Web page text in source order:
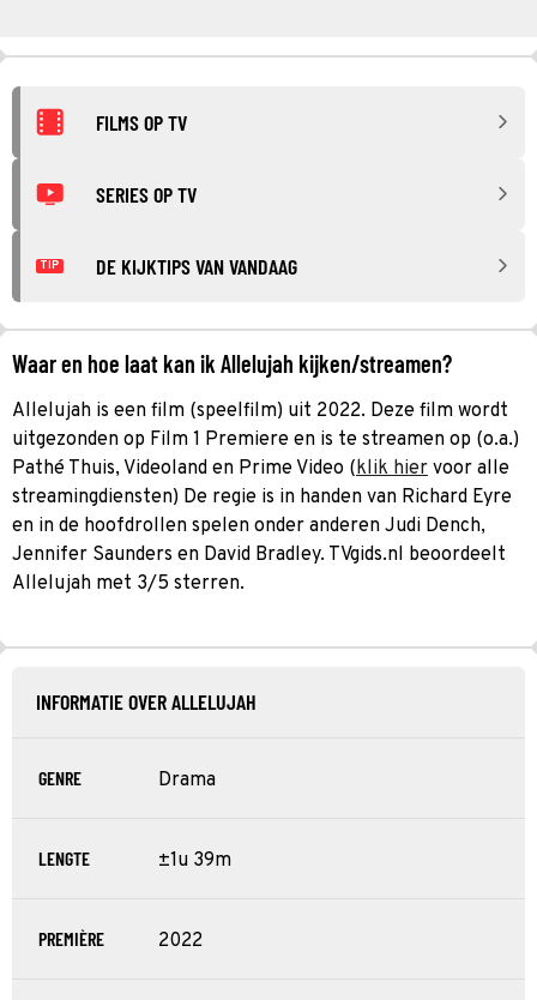
FILMS OP TV
SERIES OP TV
TIP DE KIJKTIPS VAN VANDAAG
Waar en hoe laat kan ik Allelujah kijken/streamen?
Allelujah is een film (speelfilm) uit 2022. Deze film wordt
uitgezonden op Film 1 Premiere en is te streamen op (o.a.)
Pathé Thuis, Videoland en Prime Video (klik hier voor alle
streamingdiensten) De regie is in handen van Richard Eyre
en in de hoofdrollen spelen onder anderen Judi Dench,
Jennifer Saunders en David Bradley. TVgids.nl beoordeelt
Allelujah met 3/5 sterren.
INFORMATIE OVER ALLELUJAH
GENRE Drama
LENGTE ±1u 39m
PREMIÈRE 2022